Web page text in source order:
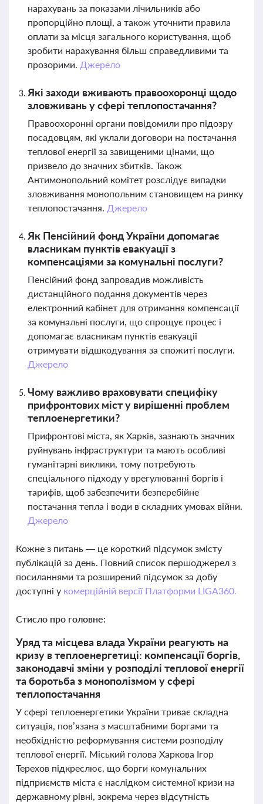
нарахувань за показами лічильників або
пропорційно площі, а також уточнити правила
оплати за місця загального користування, щоб
зробити нарахування більш справедливими та
прозорими. Джерело
Які заходи вживають правоохоронці щодо
зловживань у сфері теплопостачання?
Правоохоронні органи повідомили про підозру
посадовцям, які уклали договори на постачання
теплової енергії за завищеними цінами, що
призвело до значних збитків. Також
Антимонопольний комітет розслідує випадки
зловживання монопольним становищем на ринку
теплопостачання. Джерело
Як Пенсійний фонд України допомагає
власникам пунктів евакуації з
компенсаціями за комунальні послуги?
Пенсійний фонд запровадив можливість
дистанційного подання документів через
електронний кабінет для отримання компенсації
за комунальні послуги, що спрощує процес і
допомагає власникам пунктів евакуації
отримувати відшкодування за спожиті послуги.
Джерело
Чому важливо враховувати специфіку
прифронтових міст у вирішенні проблем
теплоенергетики?
Прифронтові міста, як Харків, зазнають значних
руйнувань інфраструктури та мають особливі
гуманітарні виклики, тому потребують
спеціального підходу у врегулюванні боргів і
тарифів, щоб забезпечити безперебійне
постачання тепла і води в складних умовах війни.
Джерело
Кожне з питань — це короткий підсумок змісту
публікацій за день. Повний список першоджерел з
посиланнями та розширений підсумок за добу
доступні у комерційній версії Платформи LIGA360.
Стисло про головне:
Уряд та місцева влада України реагують на
кризу в теплоенергетиці: компенсації боргів,
законодавчі зміни у розподілі теплової енергії
та боротьба з монополізмом у сфері
теплопостачання
У сфері теплоенергетики України триває складна
ситуація, пов’язана з масштабними боргами та
необхідністю реформування системи розподілу
теплової енергії. Міський голова Харкова Ігор
Терехов підкреслює, що борги комунальних
підприємств міста є наслідком системної кризи на
державному рівні, зокрема через відсутність